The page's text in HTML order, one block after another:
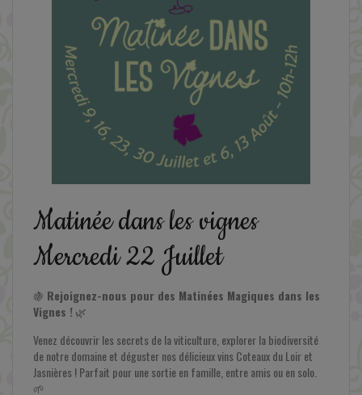
Matinée dans les vignes
Mercredi 22 Juillet
🍇 Rejoignez-nous pour des Matinées Magiques dans les
Vignes ! 🌿
Venez découvrir les secrets de la viticulture, explorer la biodiversité
de notre domaine et déguster nos délicieux vins Coteaux du Loir et
Jasnières ! Parfait pour une sortie en famille, entre amis ou en solo.
🌱
En savoir plus